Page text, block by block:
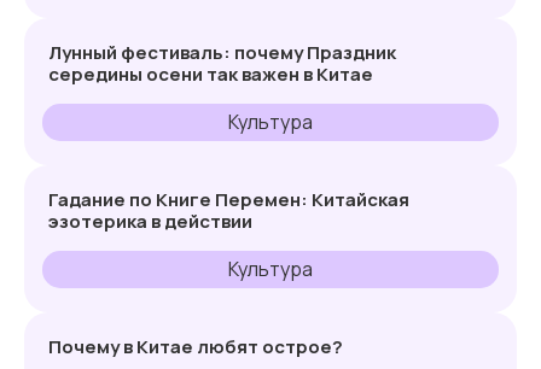
Лунный фестиваль: почему Праздник
середины осени так важен в Китае
Культура
Гадание по Книге Перемен: Китайская
эзотерика в действии
Культура
Почему в Китае любят острое?